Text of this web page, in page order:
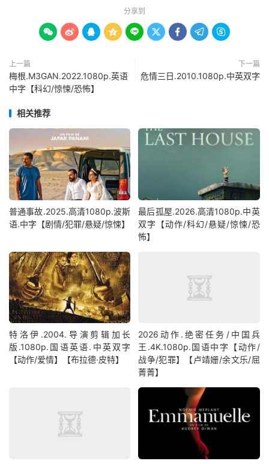
分享到
        
上一篇
梅根.M3GAN.2022.1080p.英语
中字【科幻/惊悚/恐怖】
下一篇
危情三日.2010.1080p.中英双字
相关推荐
普通事故.2025.高清1080p.波斯
语.中字【剧情/犯罪/悬疑/惊悚】
最后孤屋.2026.高清1080p.中英
双字【动作/科幻/悬疑/惊悚/恐
怖】
特洛伊.2004.导演剪辑加长
版.1080p.国语英语.中英双字
【动作/爱情】【布拉德·皮特】
2026动作.绝密任务/中国兵
王.4K.1080p.国语中字【动作/
战争/犯罪】【卢靖姗/余文乐/屈
菁菁】